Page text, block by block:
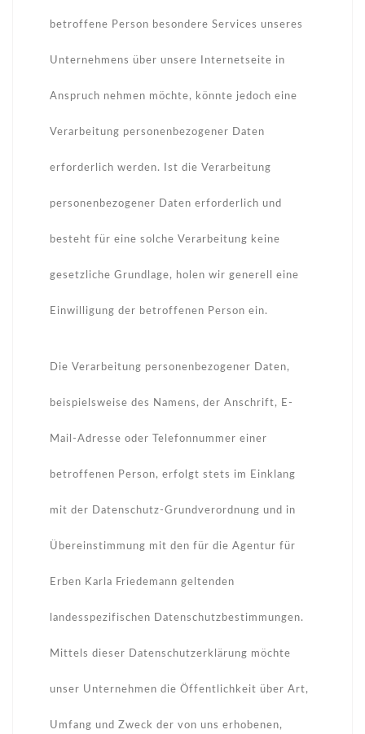
betroffene Person besondere Services unseres
Unternehmens über unsere Internetseite in
Anspruch nehmen möchte, könnte jedoch eine
Verarbeitung personenbezogener Daten
erforderlich werden. Ist die Verarbeitung
personenbezogener Daten erforderlich und
besteht für eine solche Verarbeitung keine
gesetzliche Grundlage, holen wir generell eine
Einwilligung der betroffenen Person ein.
Die Verarbeitung personenbezogener Daten,
beispielsweise des Namens, der Anschrift, E-
Mail-Adresse oder Telefonnummer einer
betroffenen Person, erfolgt stets im Einklang
mit der Datenschutz-Grundverordnung und in
Übereinstimmung mit den für die Agentur für
Erben Karla Friedemann geltenden
landesspezifischen Datenschutzbestimmungen.
Mittels dieser Datenschutzerklärung möchte
unser Unternehmen die Öffentlichkeit über Art,
Umfang und Zweck der von uns erhobenen,